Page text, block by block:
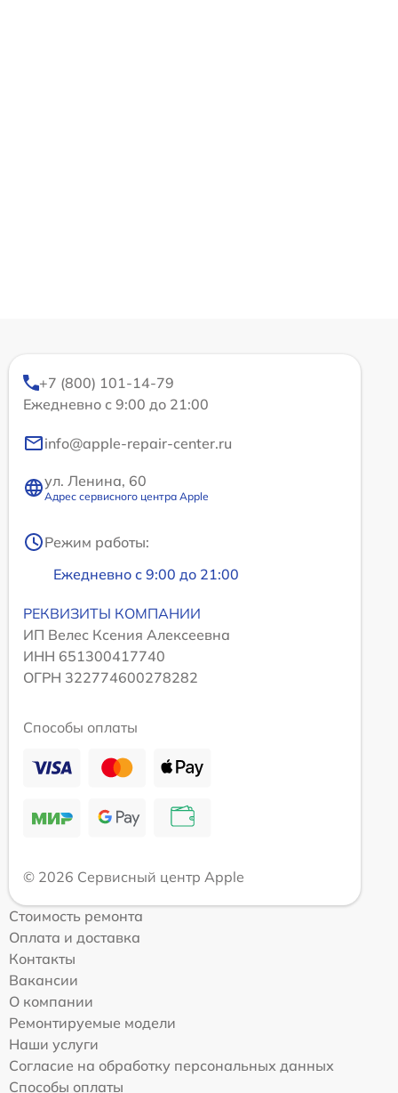
+7 (800) 101-14-79
Ежедневно с 9:00 до 21:00
info@apple-repair-center.ru
ул. Ленина, 60
Адрес сервисного центра Apple
Режим работы:
Ежедневно с 9:00 до 21:00
РЕКВИЗИТЫ КОМПАНИИ
ИП Велес Ксения Алексеевна
ИНН 651300417740
ОГРН 322774600278282
Способы оплаты
© 2026 Сервисный центр Apple
Стоимость ремонта
Оплата и доставка
Контакты
Вакансии
О компании
Ремонтируемые модели
Наши услуги
Согласие на обработку персональных данных
Способы оплаты